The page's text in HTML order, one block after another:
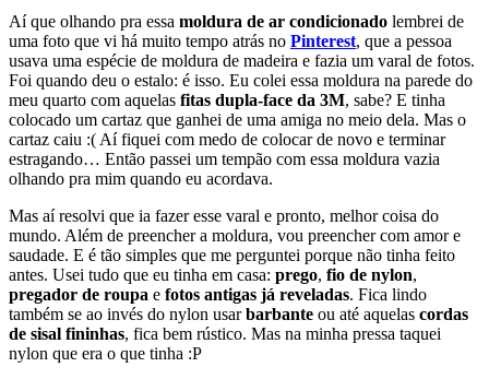
Aí que olhando pra essa moldura de ar condicionado lembrei de
uma foto que vi há muito tempo atrás no Pinterest, que a pessoa
usava uma espécie de moldura de madeira e fazia um varal de fotos.
Foi quando deu o estalo: é isso. Eu colei essa moldura na parede do
meu quarto com aquelas fitas dupla-face da 3M, sabe? E tinha
colocado um cartaz que ganhei de uma amiga no meio dela. Mas o
cartaz caiu :( Aí fiquei com medo de colocar de novo e terminar
estragando… Então passei um tempão com essa moldura vazia
olhando pra mim quando eu acordava.
Mas aí resolvi que ia fazer esse varal e pronto, melhor coisa do
mundo. Além de preencher a moldura, vou preencher com amor e
saudade. E é tão simples que me perguntei porque não tinha feito
antes. Usei tudo que eu tinha em casa: prego, fio de nylon,
pregador de roupa e fotos antigas já reveladas. Fica lindo
também se ao invés do nylon usarbarbante ou até aquelas cordas
de sisal fininhas, fica bem rústico. Mas na minha pressa taquei
nylon que era o que tinha :P